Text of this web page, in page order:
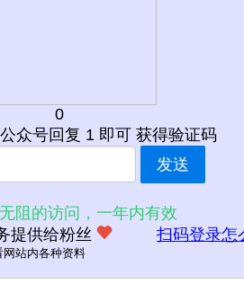
0
众号回复 1 即可 获得验证码
发送
阻的访问，一年内有效
提供给粉丝
扫码登录怎
站内各种资料